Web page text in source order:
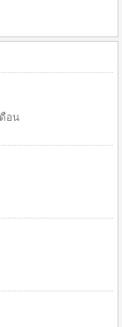
ดือน